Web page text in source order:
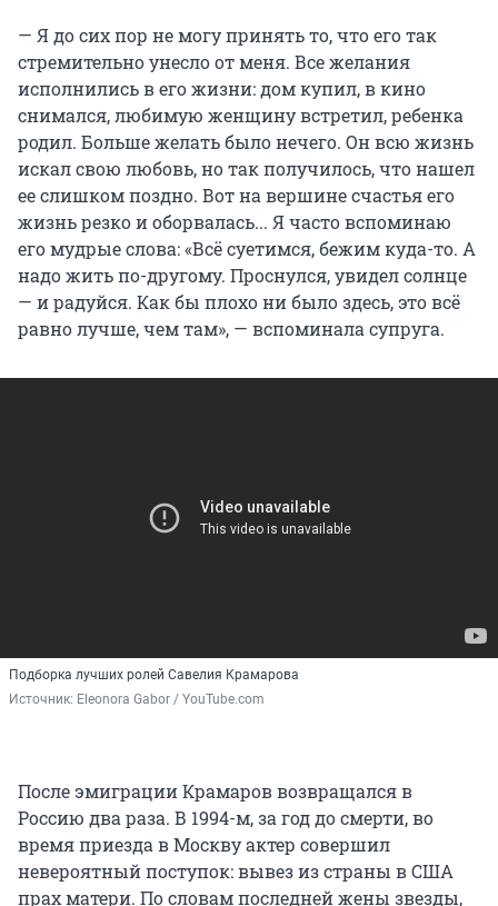
— Я до сих пор не могу принять то, что его так
стремительно унесло от меня. Все желания
исполнились в его жизни: дом купил, в кино
снимался, любимую женщину встретил, ребенка
родил. Больше желать было нечего. Он всю жизнь
искал свою любовь, но так получилось, что нашел
ее слишком поздно. Вот на вершине счастья его
жизнь резко и оборвалась... Я часто вспоминаю
его мудрые слова: «Всё суетимся, бежим куда-то. А
надо жить по-другому. Проснулся, увидел солнце
— и радуйся. Как бы плохо ни было здесь, это всё
равно лучше, чем там», — вспоминала супруга.
Подборка лучших ролей Савелия Крамарова
Источник: Eleonora Gabor / YouTube.com
После эмиграции Крамаров возвращался в
Россию два раза. В 1994-м, за год до смерти, во
время приезда в Москву актер совершил
невероятный поступок: вывез из страны в США
прах матери. По словам последней жены звезды,